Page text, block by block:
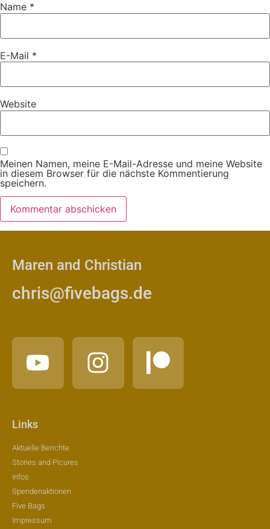
Name *
E-Mail *
Website
Meinen Namen, meine E-Mail-Adresse und meine Website
in diesem Browser für die nächste Kommentierung
speichern.
Maren and Christian
chris@fivebags.de
Links
Aktuelle Berichte
Stories and Picures
Infos
Spendenaktionen
Five Bags
Impressum